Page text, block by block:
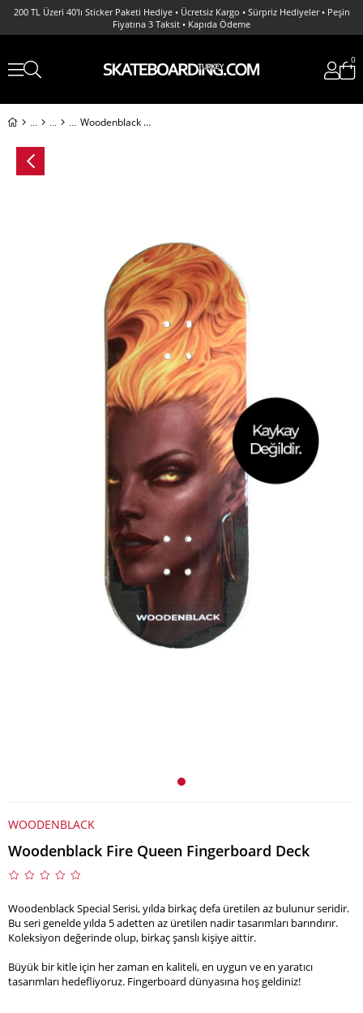
200 TL Üzeri 40'lı Sticker Paketi Hediye • Ücretsiz Kargo • Sürpriz Hediyeler • Peşin
Fiyatına 3 Taksit • Kapıda Ödeme
0
Woodenblack Fire Queen Fingerboard Deck
WOODENBLACK
Woodenblack Fire Queen Fingerboard Deck
Woodenblack Special Serisi, yılda birkaç defa üretilen az bulunur seridir.
Bu seri genelde yılda 5 adetten az üretilen nadir tasarımları barındırır.
Koleksiyon değerinde olup, birkaç şanslı kişiye aittir.
Büyük bir kitle için her zaman en kaliteli, en uygun ve en yaratıcı
tasarımları hedefliyoruz. Fingerboard dünyasına hoş geldiniz!